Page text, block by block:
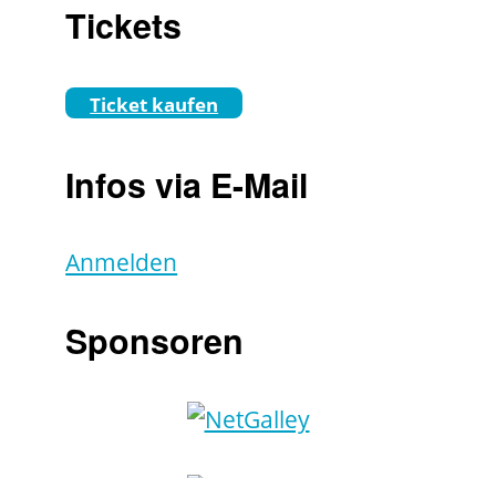
Tickets
Ticket kaufen
Infos via E-Mail
Anmelden
Sponsoren